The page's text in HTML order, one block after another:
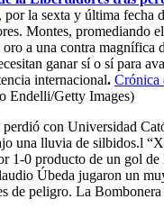
, por la sexta y última fecha
Montes, promediando
a una contra magnífica
ganar sí o sí para
internacional. Crónica
Endelli/Getty Images)
con Universidad
una lluvia de silbidos.l
1-0 producto de un gol
Úbeda jugaron un
de peligro. La